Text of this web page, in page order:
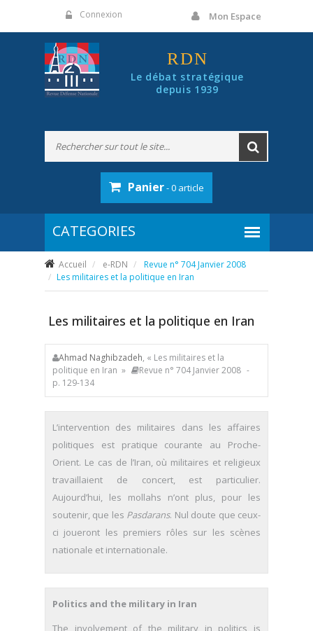
Connexion Mon Espace
RDN
Le débat stratégique
depuis 1939
Panier- 0 article
Accueil e-RDN
Revue n° 704 Janvier 2008
Les militaires et la politique en Iran
Les militaires et la politique en Iran
Ahmad Naghibzadeh, « Les militaires et la
politique en Iran »
Revue n° 704 Janvier 2008 -
p. 129-134
L’intervention des militaires dans les affaires
politiques est pratique courante au Proche-
Orient. Le cas de l’Iran, où militaires et religieux
travaillaient de concert, est particulier.
Aujourd’hui, les mollahs n’ont plus, pour les
soutenir, que les Pasdarans. Nul doute que ceux-
ci joueront les premiers rôles sur les scènes
nationale et internationale.
Politics and the military in Iran
The involvement of the military in politics is